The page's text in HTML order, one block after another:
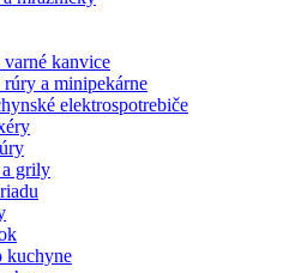
kanvice
a minipekárne
elektrospotrebiče
a grily
kuchyne